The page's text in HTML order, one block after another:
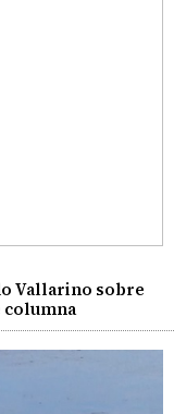
Vallarino sobre
columna